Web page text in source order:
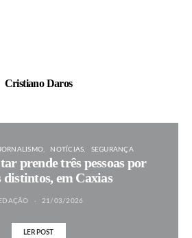
Cristiano Daros
NOTÍCIAS SEGURANÇA
prende três pessoas por
distintos, em Caxias
21/03/2026
LER POST